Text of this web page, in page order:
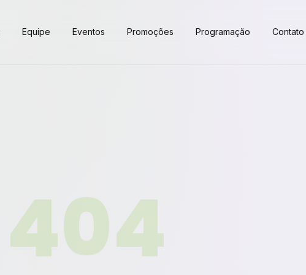
Equipe Eventos Promoções Programação Contato
404